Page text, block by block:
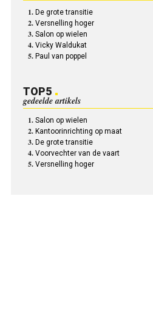
De grote transitie
Versnelling hoger
Salon op wielen
Vicky Waldukat
Paul van poppel
TOP5
gedeelde artikels
Salon op wielen
Kantoorinrichting op maat
De grote transitie
Voorvechter van de vaart
Versnelling hoger